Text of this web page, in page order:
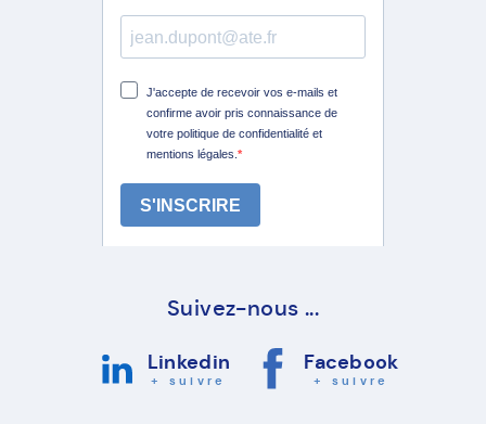
Suivez-nous ...
Linkedin
+ suivre
Facebook
+ suivre